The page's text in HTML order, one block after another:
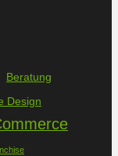
Beratung
Design